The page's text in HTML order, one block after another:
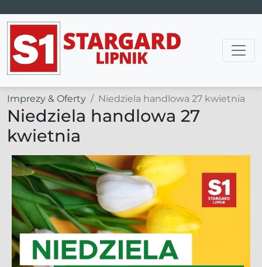
Main Navigation
Imprezy & Oferty Niedziela handlowa 27 kwietnia
Niedziela handlowa 27
kwietnia